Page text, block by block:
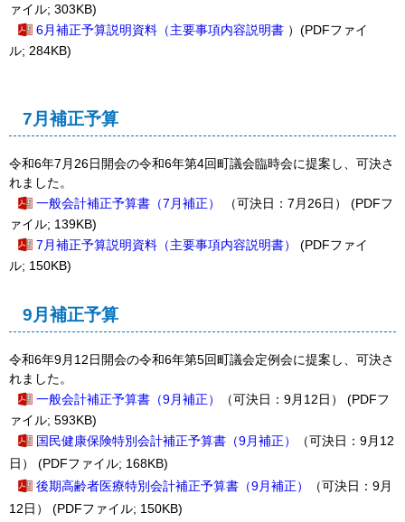
ァイル; 303KB)
6月補正予算説明資料（主要事項内容説明書 ）(PDFファイ
ル; 284KB)
7月補正予算
令和6年7月26日開会の令和6年第4回町議会臨時会に提案し、可決さ
れました。
一般会計補正予算書（7月補正）
（可決日：7月26日）
(PDFフ
ァイル; 139KB)
7月補正予算説明資料（主要事項内容説明書）
(PDFファイ
ル; 150KB)
9月補正予算
令和6年9月12日開会の令和6年第5回町議会定例会に提案し、可決さ
れました。
一般会計補正予算書（9月補正）
（可決日：9月12日）
(PDFフ
ァイル; 593KB)
国民健康保険特別会計補正予算書 （9月補正）
（可決日：9月12
日）
(PDFファイル; 168KB)
後期高齢者医療特別会計補正予算書 （9月補正）
（可決日：9月
12日）
(PDFファイル; 150KB)